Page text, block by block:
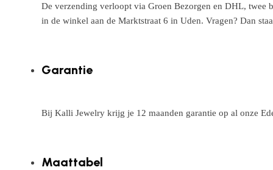
De verzending verloopt via Groen Bezorgen en DHL, twee
in de winkel aan de Marktstraat 6 in Uden. Vragen? Dan
Garantie
Bij Kalli Jewelry krijg je 12 maanden garantie op al onze
Maattabel